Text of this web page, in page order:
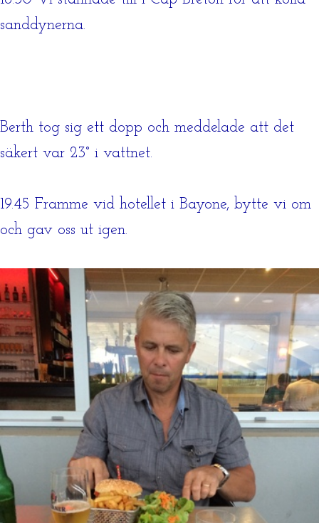
sanddynerna.
Berth tog sig ett dopp och meddelade att det
säkert var 23° i vattnet.
19.45 Framme vid hotellet i Bayone, bytte vi om
och gav oss ut igen.